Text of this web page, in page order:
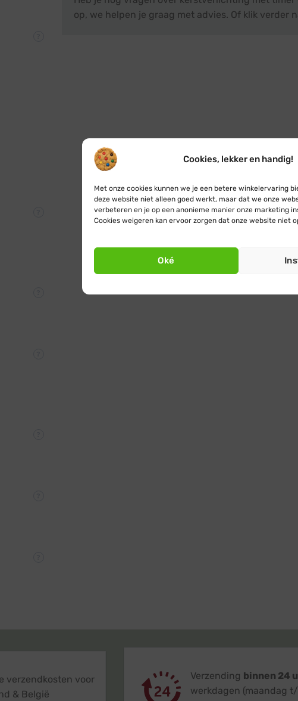
Cookies, lekker en handig!
Met onze cookies kunnen we je een betere winkelervaring
deze website niet alleen goed werkt, maar dat we onze
verbeteren en je op een anonieme manier onze marketing
Cookies weigeren kan ervoor zorgen dat onze website niet
Oké
op, we helpen je graag met advies. Of klik verder
verzendkosten voor
& België
Verzending binnen 24
werkdagen (maandag